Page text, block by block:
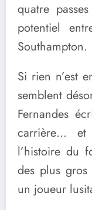
quatre
potentiel
Southampton.
Si rien n’est
semblent
Fernandes
carrière…
l’histoire du
des plus gros
un joueur